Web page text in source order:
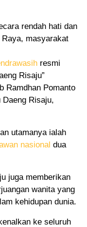
rendah hati dan
masyarakat
resmi
Risaju”
Ramdhan Pomanto
Risaju,
utamanya ialah
nasional dua
juga memberikan
wanita yang
kehidupan dunia.
ke seluruh